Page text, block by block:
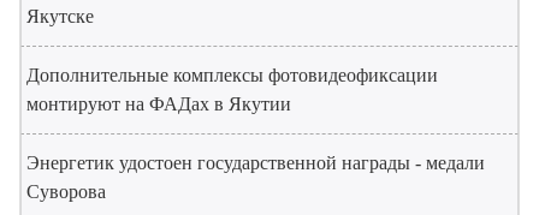
Якутске
Дополнительные комплексы фотовидеофиксации
монтируют на ФАДах в Якутии
Энергетик удостоен государственной награды - медали
Суворова